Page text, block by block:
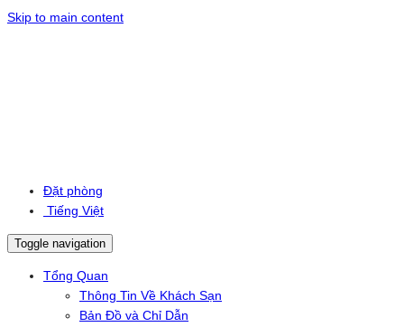
Skip to main content
Đặt phòng
Tiếng Việt
Toggle navigation
Tổng Quan
Thông Tin Về Khách Sạn
Bản Đồ và Chỉ Dẫn